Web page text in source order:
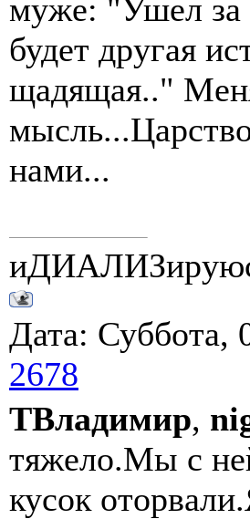
муже: "Ушел за
будет другая
щадящая.."
нами...
Дата: Суббота,
2678
ТВладимир,
тяжело.Мы с
кусок